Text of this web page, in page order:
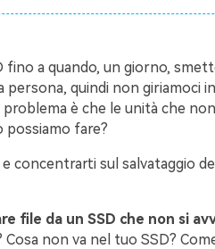
a quando, un giorno,
quindi non giriamoci
problema è che le unità che
possiamo fare?
concentrarti sul salvataggio
file da un SSD che non si
non va nel tuo SSD?